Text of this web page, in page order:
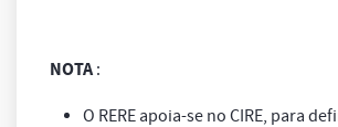
NOTA:
O RERE apoia-se no CIRE, para